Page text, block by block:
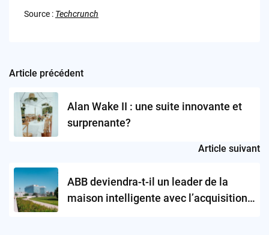
Source : Techcrunch
Post
navigation
Article précédent
Alan Wake II : une suite innovante et
surprenante?
Article suivant
ABB deviendra-t-il un leader de la
maison intelligente avec l’acquisition